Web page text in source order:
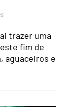
trazer uma
fim de
aguaceiros e